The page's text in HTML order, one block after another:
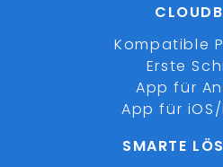
Kompatible
Erste
App für
App für iOS/
SMARTE